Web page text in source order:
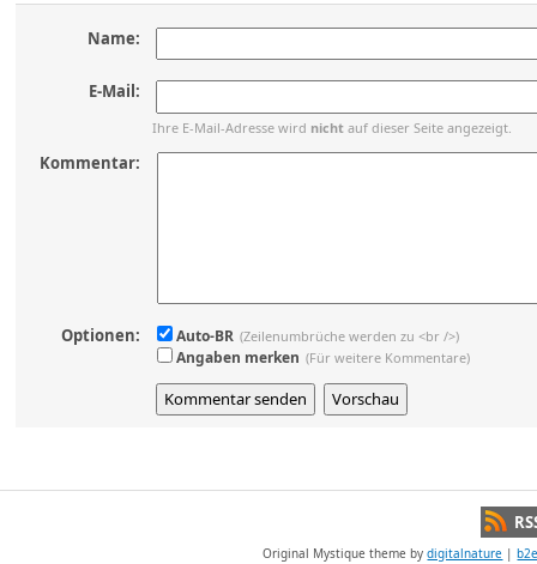
Name:
E-Mail:
Ihre E-Mail-Adresse wird nicht auf dieser Seite angezeigt.
Kommentar:
Optionen: Auto-BR (Zeilenumbrüche werden zu <br />)
Angaben merken (Für weitere Kommentare)
Original Mystique theme bydigitalnature |